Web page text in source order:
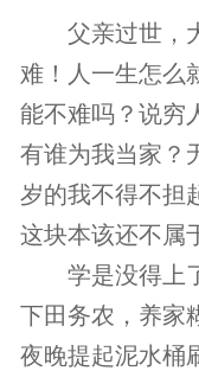
父亲过世，
难！人一生怎么
能不难吗？说穷
有谁为我当家？
岁的我不得不担
这块本该还不属
学是没得上
下田务农，养家
夜晚提起泥水桶